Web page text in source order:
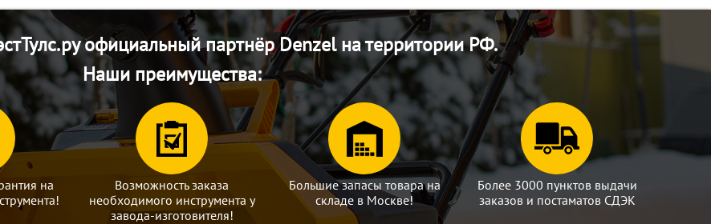
официальный партнёр Denzel на территории РФ.
Наши преимущества:
на
Возможность заказа
необходимого инструмента у
завода-изготовителя!
Большие запасы товара на
складе в Москве!
Более 3000 пунктов выдачи
заказов и постаматов СДЭК